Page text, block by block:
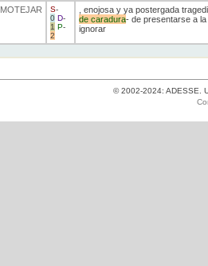
MOTEJAR S-
0 D-
1 P-
2
, enojosa y ya postergada
decaradura- de presentarse a la
ignorar
© 2002-2024: ADESSE.